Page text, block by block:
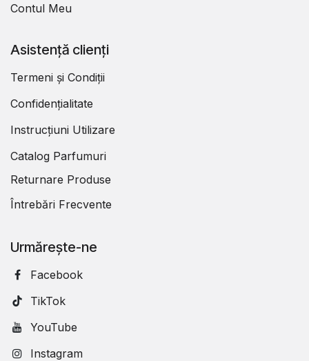
Contul Meu
Asistență clienți
Termeni și Condiții
Confidențialitate
Instrucțiuni Utilizare
Catalog Parfumuri
Returnare Produse
Întrebări Frecvente
Urmărește-ne
Facebook
TikTok
YouTube
Instagram